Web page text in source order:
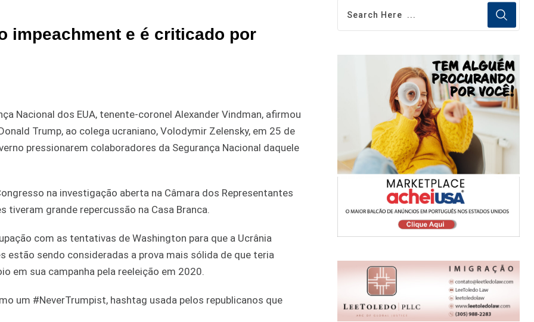
impeachment e é criticado por
Nacional dos EUA, tenente-coronel Alexander Vindman, afirmou
Trump, ao colega ucraniano, Volodymir Zelensky, em 25 de
pressionarem colaboradores da Segurança Nacional daquele
na investigação aberta na Câmara dos Representantes
tiveram grande repercussão na Casa Branca.
com as tentativas de Washington para que a Ucrânia
sendo consideradas a prova mais sólida de que teria
em sua campanha pela reeleição em 2020.
um #NeverTrumpist, hashtag usada pelos republicanos que